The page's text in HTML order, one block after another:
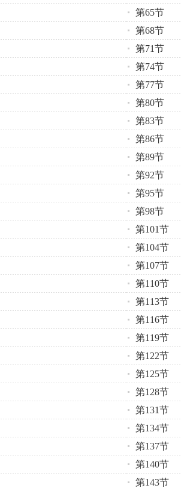
第65节
第68节
第71节
第74节
第77节
第80节
第83节
第86节
第89节
第92节
第95节
第98节
第101节
第104节
第107节
第110节
第113节
第116节
第119节
第122节
第125节
第128节
第131节
第134节
第137节
第140节
第143节